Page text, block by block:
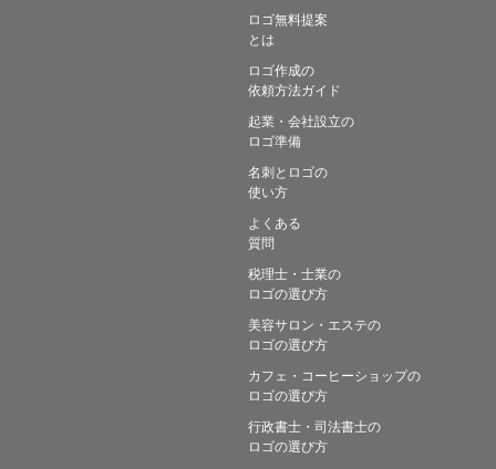
ロゴ無料提案
とは
ロゴ作成の
依頼方法ガイド
起業・会社設立の
ロゴ準備
名刺とロゴの
使い方
よくある
質問
税理士・士業の
ロゴの選び方
美容サロン・エステの
ロゴの選び方
カフェ・コーヒーショップの
ロゴの選び方
行政書士・司法書士の
ロゴの選び方